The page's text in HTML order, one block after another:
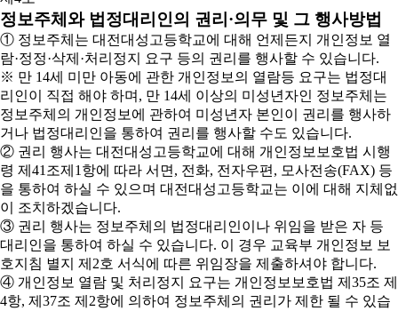
정보주체와 법정대리인의 권리·의무 및 그 행사방법
① 정보주체는 대전대성고등학교에 대해 언제든지 개인정보 열
람·정정·삭제·처리정지 요구 등의 권리를 행사할 수 있습니다.
※ 만 14세 미만 아동에 관한 개인정보의 열람등 요구는 법정대
리인이 직접 해야 하며, 만 14세 이상의 미성년자인 정보주체는
정보주체의 개인정보에 관하여 미성년자 본인이 권리를 행사하
거나 법정대리인을 통하여 권리를 행사할 수도 있습니다.
② 권리 행사는 대전대성고등학교에 대해 개인정보보호법 시행
령 제41조제1항에 따라 서면, 전화, 전자우편, 모사전송(FAX) 등
을 통하여 하실 수 있으며 대전대성고등학교는 이에 대해 지체없
이 조치하겠습니다.
③ 권리 행사는 정보주체의 법정대리인이나 위임을 받은 자 등
대리인을 통하여 하실 수 있습니다. 이 경우 교육부 개인정보 보
호지침 별지 제2호 서식에 따른 위임장을 제출하셔야 합니다.
④ 개인정보 열람 및 처리정지 요구는 개인정보보호법 제35조 제
4항, 제37조 제2항에 의하여 정보주체의 권리가 제한 될 수 있습